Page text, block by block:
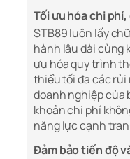
Tối ưu hóa chi
STB89 luôn lấy
hành lâu dài cùng
ưu hóa quy trình
thiểu tối đa các
doanh nghiệp của
khoản chi phí
năng lực cạnh
Đảm bảo tiến độ